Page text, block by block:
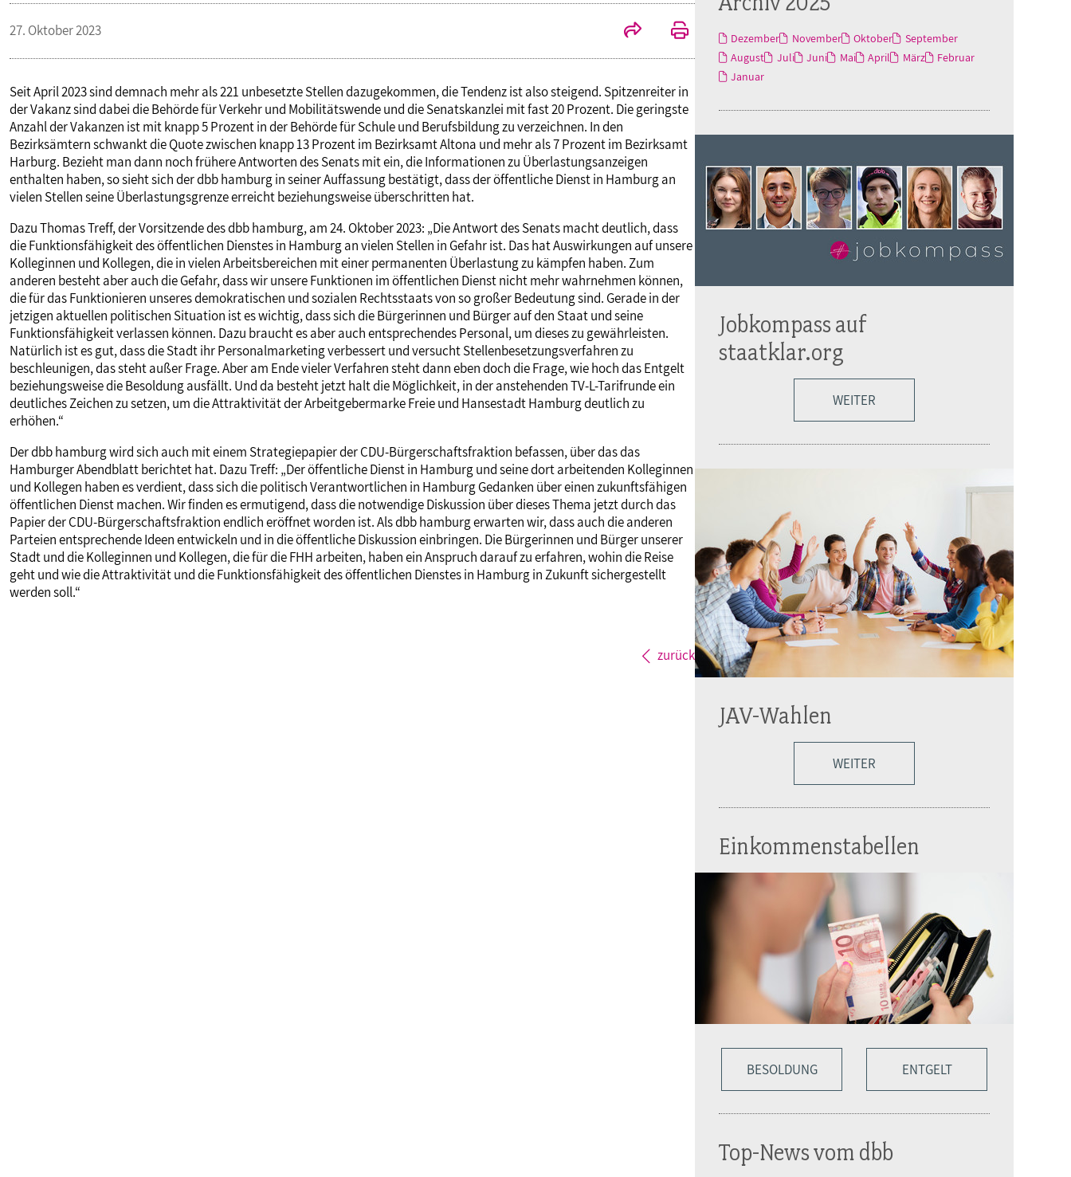
VERANSTALTUNGEN UND SEMINARE
Ideencampus
Parlamentarisches Sommerfest
MITGLIEDSCHAFT & SERVICE
Verlag
27. Oktober 2023
Seit April 2023 sind demnach mehr als 221 unbesetzte Stellen dazugekommen, die Tendenz ist also steigend. Spitzenreiter in
der Vakanz sind dabei die Behörde für Verkehr und Mobilitätswende und die Senatskanzlei mit fast 20 Prozent. Die geringste
Anzahl der Vakanzen ist mit knapp 5 Prozent in der Behörde für Schule und Berufsbildung zu verzeichnen. In den
Bezirksämtern schwankt die Quote zwischen knapp 13 Prozent im Bezirksamt Altona und mehr als 7 Prozent im Bezirksamt
Harburg. Bezieht man dann noch frühere Antworten des Senats mit ein, die Informationen zu Überlastungsanzeigen
enthalten haben, so sieht sich der dbb hamburg in seiner Auffassung bestätigt, dass der öffentliche Dienst in Hamburg an
vielen Stellen seine Überlastungsgrenze erreicht beziehungsweise überschritten hat.
Dazu Thomas Treff, der Vorsitzende des dbb hamburg, am 24. Oktober 2023: „Die Antwort des Senats macht deutlich, dass
die Funktionsfähigkeit des öffentlichen Dienstes in Hamburg an vielen Stellen in Gefahr ist. Das hat Auswirkungen auf unsere
Kolleginnen und Kollegen, die in vielen Arbeitsbereichen mit einer permanenten Überlastung zu kämpfen haben. Zum
anderen besteht aber auch die Gefahr, dass wir unsere Funktionen im öffentlichen Dienst nicht mehr wahrnehmen können,
die für das Funktionieren unseres demokratischen und sozialen Rechtsstaats von so großer Bedeutung sind. Gerade in der
jetzigen aktuellen politischen Situation ist es wichtig, dass sich die Bürgerinnen und Bürger auf den Staat und seine
Funktionsfähigkeit verlassen können. Dazu braucht es aber auch entsprechendes Personal, um dieses zu gewährleisten.
Natürlich ist es gut, dass die Stadt ihr Personalmarketing verbessert und versucht Stellenbesetzungsverfahren zu
beschleunigen, das steht außer Frage. Aber am Ende vieler Verfahren steht dann eben doch die Frage, wie hoch das Entgelt
beziehungsweise die Besoldung ausfällt. Und da besteht jetzt halt die Möglichkeit, in der anstehenden TV-L-Tarifrunde ein
deutliches Zeichen zu setzen, um die Attraktivität der Arbeitgebermarke Freie und Hansestadt Hamburg deutlich zu
erhöhen.“
Der dbb hamburg wird sich auch mit einem Strategiepapier der CDU-Bürgerschaftsfraktion befassen, über das das
Hamburger Abendblatt berichtet hat. Dazu Treff: „Der öffentliche Dienst in Hamburg und seine dort arbeitenden Kolleginnen
und Kollegen haben es verdient, dass sich die politisch Verantwortlichen in Hamburg Gedanken über einen zukunftsfähigen
öffentlichen Dienst machen. Wir finden es ermutigend, dass die notwendige Diskussion über dieses Thema jetzt durch das
Papier der CDU-Bürgerschaftsfraktion endlich eröffnet worden ist. Als dbb hamburg erwarten wir, dass auch die anderen
Parteien entsprechende Ideen entwickeln und in die öffentliche Diskussion einbringen. Die Bürgerinnen und Bürger unserer
Stadt und die Kolleginnen und Kollegen, die für die FHH arbeiten, haben ein Anspruch darauf zu erfahren, wohin die Reise
geht und wie die Attraktivität und die Funktionsfähigkeit des öffentlichen Dienstes in Hamburg in Zukunft sichergestellt
werden soll.“
zurück
Dezember November Oktober
September
August
Juli Juni Mai April März
Februar
Januar
Jobkompass auf
staatklar.org
WEITER
JAV-Wahlen
WEITER
Einkommenstabellen
BESOLDUNG ENTGELT
Top-News vom dbb